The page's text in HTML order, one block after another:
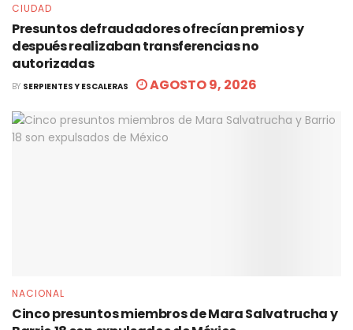
CIUDAD
Presuntos defraudadores ofrecían premios y
después realizaban transferencias no
autorizadas
BY SERPIENTES Y ESCALERAS AGOSTO 9, 2026
NACIONAL
Cinco presuntos miembros de Mara Salvatrucha y